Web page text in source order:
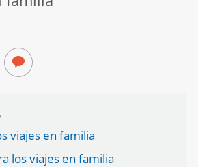
viajes en familia
los viajes en familia